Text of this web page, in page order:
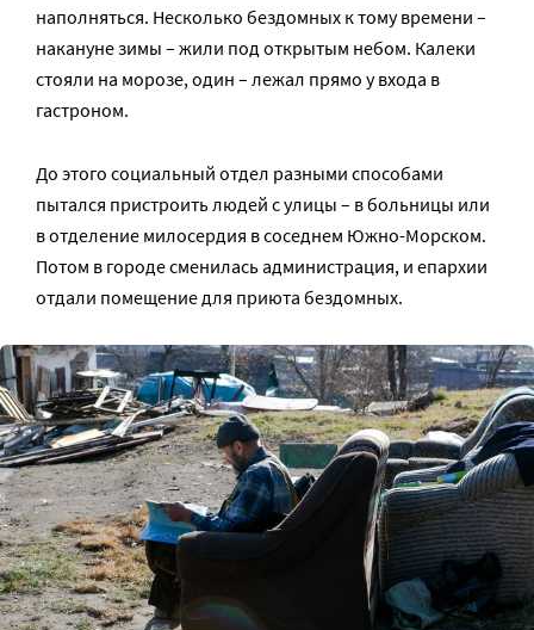
наполняться. Несколько бездомных к тому времени –
накануне зимы – жили под открытым небом. Калеки
стояли на морозе, один – лежал прямо у входа в
гастроном.
До этого социальный отдел разными способами
пытался пристроить людей с улицы – в больницы или
в отделение милосердия в соседнем Южно-Морском.
Потом в городе сменилась администрация, и епархии
отдали помещение для приюта бездомных.